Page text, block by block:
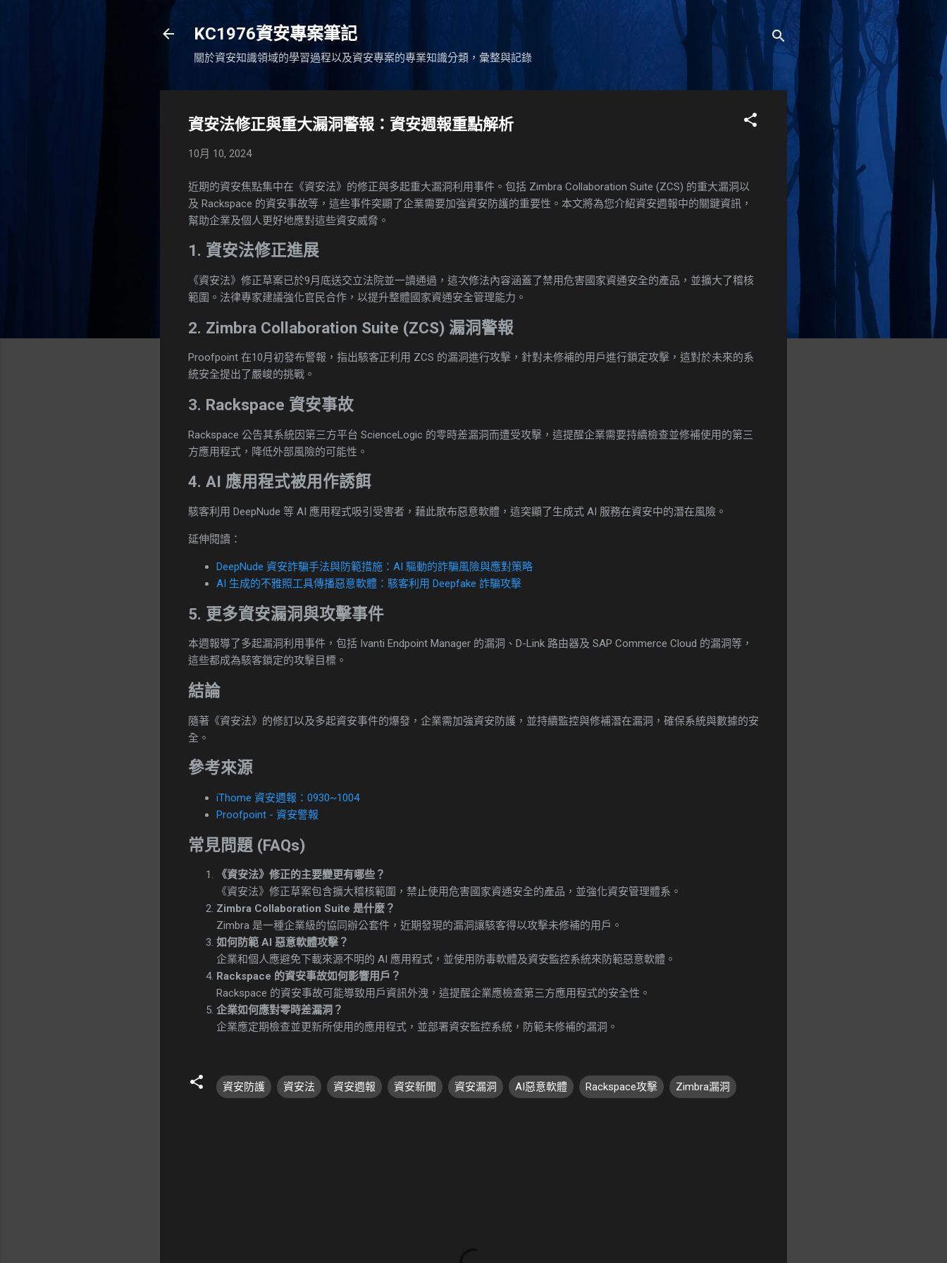
KC1976資安專案筆記
關於資安知識領域的學習過程以及資安專案的專業知識分類，彙整與記錄
資安法修正與重大漏洞警報：資安週報重點解析
10月 10, 2024
近期的資安焦點集中在《資安法》的修正與多起重大漏洞利用事件。包括 Zimbra Collaboration Suite (ZCS) 的重大漏洞以
及 Rackspace 的資安事故等，這些事件突顯了企業需要加強資安防護的重要性。本文將為您介紹資安週報中的關鍵資訊，
幫助企業及個人更好地應對這些資安威脅。
1. 資安法修正進展
《資安法》修正草案已於9月底送交立法院並一讀通過，這次修法內容涵蓋了禁用危害國家資通安全的產品，並擴大了稽核
範圍。法律專家建議強化官民合作，以提升整體國家資通安全管理能力。
2. Zimbra Collaboration Suite (ZCS) 漏洞警報
Proofpoint 在10月初發布警報，指出駭客正利用 ZCS 的漏洞進行攻擊，針對未修補的用戶進行鎖定攻擊，這對於未來的系
統安全提出了嚴峻的挑戰。
3. Rackspace 資安事故
Rackspace 公告其系統因第三方平台 ScienceLogic 的零時差漏洞而遭受攻擊，這提醒企業需要持續檢查並修補使用的第三
方應用程式，降低外部風險的可能性。
4. AI 應用程式被用作誘餌
駭客利用 DeepNude 等 AI 應用程式吸引受害者，藉此散布惡意軟體，這突顯了生成式 AI 服務在資安中的潛在風險。
延伸閱讀：
DeepNude 資安詐騙手法與防範措施：AI 驅動的詐騙風險與應對策略
AI 生成的不雅照工具傳播惡意軟體：駭客利用 Deepfake 詐騙攻擊
5. 更多資安漏洞與攻擊事件
本週報導了多起漏洞利用事件，包括 Ivanti Endpoint Manager 的漏洞、D-Link 路由器及 SAP Commerce Cloud 的漏洞等，
這些都成為駭客鎖定的攻擊目標。
結論
隨著《資安法》的修訂以及多起資安事件的爆發，企業需加強資安防護，並持續監控與修補潛在漏洞，確保系統與數據的安
全。
參考來源
iThome 資安週報：0930~1004
Proofpoint - 資安警報
常見問題 (FAQs)
《資安法》修正的主要變更有哪些？
《資安法》修正草案包含擴大稽核範圍，禁止使用危害國家資通安全的產品，並強化資安管理體系。
Zimbra Collaboration Suite 是什麼？
Zimbra 是一種企業級的協同辦公套件，近期發現的漏洞讓駭客得以攻擊未修補的用戶。
如何防範 AI 惡意軟體攻擊？
企業和個人應避免下載來源不明的 AI 應用程式，並使用防毒軟體及資安監控系統來防範惡意軟體。
Rackspace 的資安事故如何影響用戶？
Rackspace 的資安事故可能導致用戶資訊外洩，這提醒企業應檢查第三方應用程式的安全性。
企業如何應對零時差漏洞？
企業應定期檢查並更新所使用的應用程式，並部署資安監控系統，防範未修補的漏洞。
資安防護 資安法 資安週報 資安新聞 資安漏洞 AI惡意軟體 Rackspace攻擊 Zimbra漏洞